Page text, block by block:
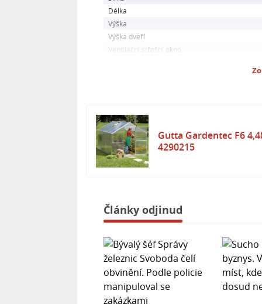
konstrukce a kvalitního
pěstováním na vaší zahrádce.
Délka
Výška
Výška dveří
Ventilační střešní okno
Gutta Gardentec F6
4290215
Články odjinud